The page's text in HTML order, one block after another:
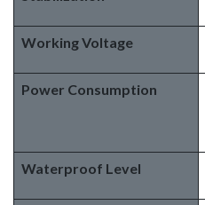
Working Voltage
Power Consumption
Waterproof Level